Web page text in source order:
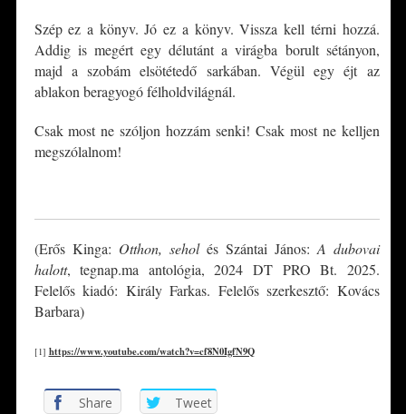
Szép ez a könyv. Jó ez a könyv. Vissza kell térni hozzá.
Addig is megért egy délutánt a virágba borult sétányon,
majd a szobám elsötétedő sarkában. Végül egy éjt az
ablakon beragyogó félholdvilágnál.
Csak most ne szóljon hozzám senki! Csak most ne kelljen
megszólalnom!
(Erős Kinga: Otthon, seholés Szántai János: A dubovai
halott, tegnap.ma antológia, 2024 DT PRO Bt. 2025.
Felelős kiadó: Király Farkas. Felelős szerkesztő: Kovács
Barbara)
[1] https://www.youtube.com/watch?v=cf8N0IgfN9Q
Share Tweet